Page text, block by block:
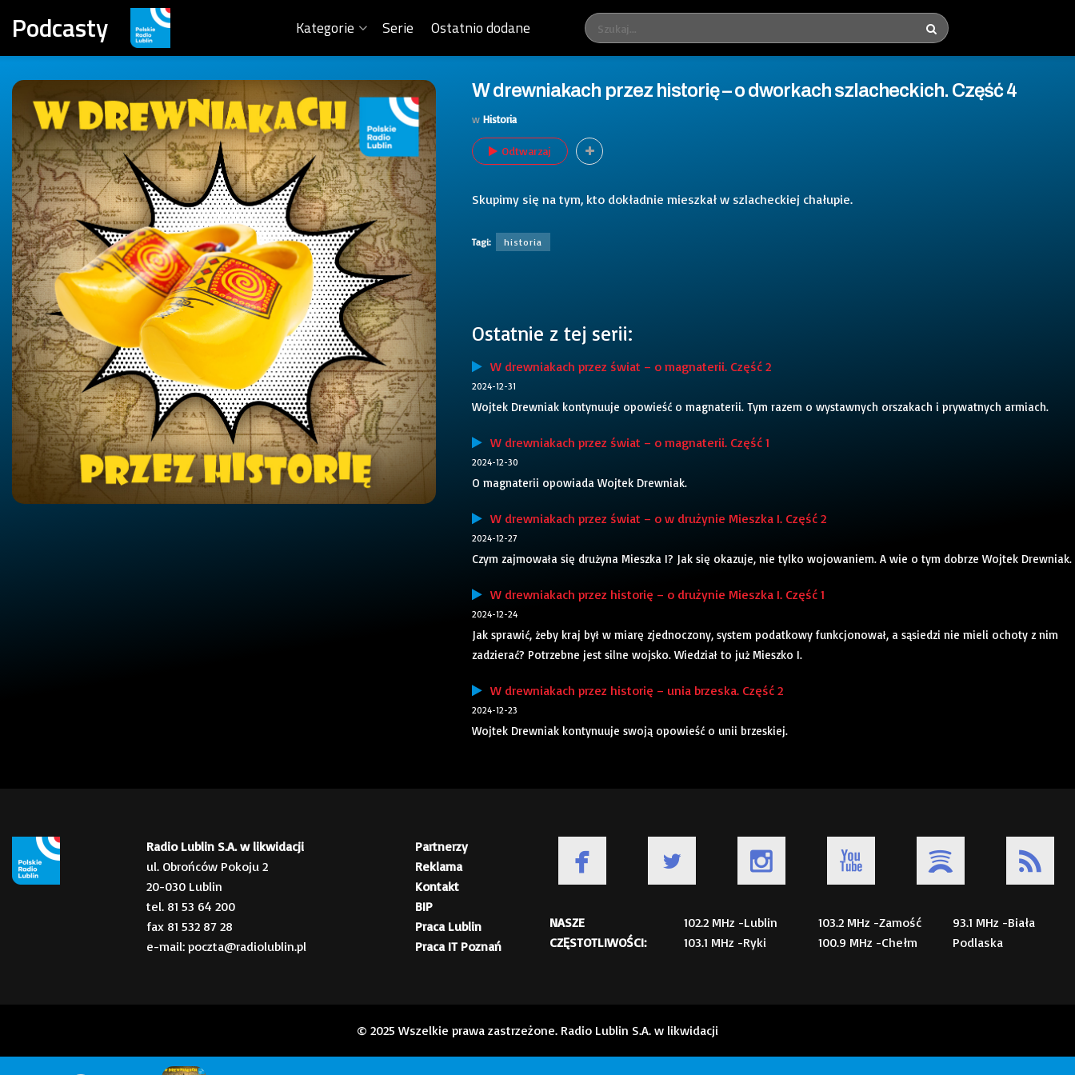
Podcasty Kategorie Serie Ostatnio dodane
W drewniakach przez historię – o dworkach szlacheckich. Część 4
w Historia
Odtwarzaj
Skupimy się na tym, kto dokładnie mieszkał w szlacheckiej chałupie.
Tagi: historia
Ostatnie z tej serii:
W drewniakach przez świat – o magnaterii. Część 2
2024-12-31
Wojtek Drewniak kontynuuje opowieść o magnaterii. Tym razem o wystawnych orszakach i prywatnych armiach.
W drewniakach przez świat – o magnaterii. Część 1
2024-12-30
O magnaterii opowiada Wojtek Drewniak.
W drewniakach przez świat – o w drużynie Mieszka I. Część 2
2024-12-27
Czym zajmowała się drużyna Mieszka I? Jak się okazuje, nie tylko wojowaniem. A wie o tym dobrze Wojtek Drewniak.
W drewniakach przez historię – o drużynie Mieszka I. Część 1
2024-12-24
Jak sprawić, żeby kraj był w miarę zjednoczony, system podatkowy funkcjonował, a sąsiedzi nie mieli ochoty z nim
zadzierać? Potrzebne jest silne wojsko. Wiedział to już Mieszko I.
W drewniakach przez historię – unia brzeska. Część 2
2024-12-23
Wojtek Drewniak kontynuuje swoją opowieść o unii brzeskiej.
Radio Lublin S.A. w likwidacji
ul. Obrońców Pokoju 2
20-030 Lublin
tel. 81 53 64 200
fax 81 532 87 28
e-mail: poczta@radiolublin.pl
Partnerzy
Reklama
Kontakt
BIP
Praca Lublin
Praca IT Poznań
NASZE
CZĘSTOTLIWOŚCI:
102.2 MHz -Lublin
103.1 MHz -Ryki
103.2 MHz -Zamość
100.9 MHz -Chełm
93.1 MHz -Biała
Podlaska
© 2025 Wszelkie prawa zastrzeżone. Radio Lublin S.A. w likwidacji